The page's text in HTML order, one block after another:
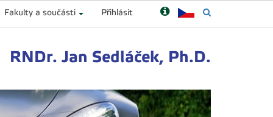
Fakulty a součásti Přihlásit
RNDr. Jan Sedláček, Ph.D.